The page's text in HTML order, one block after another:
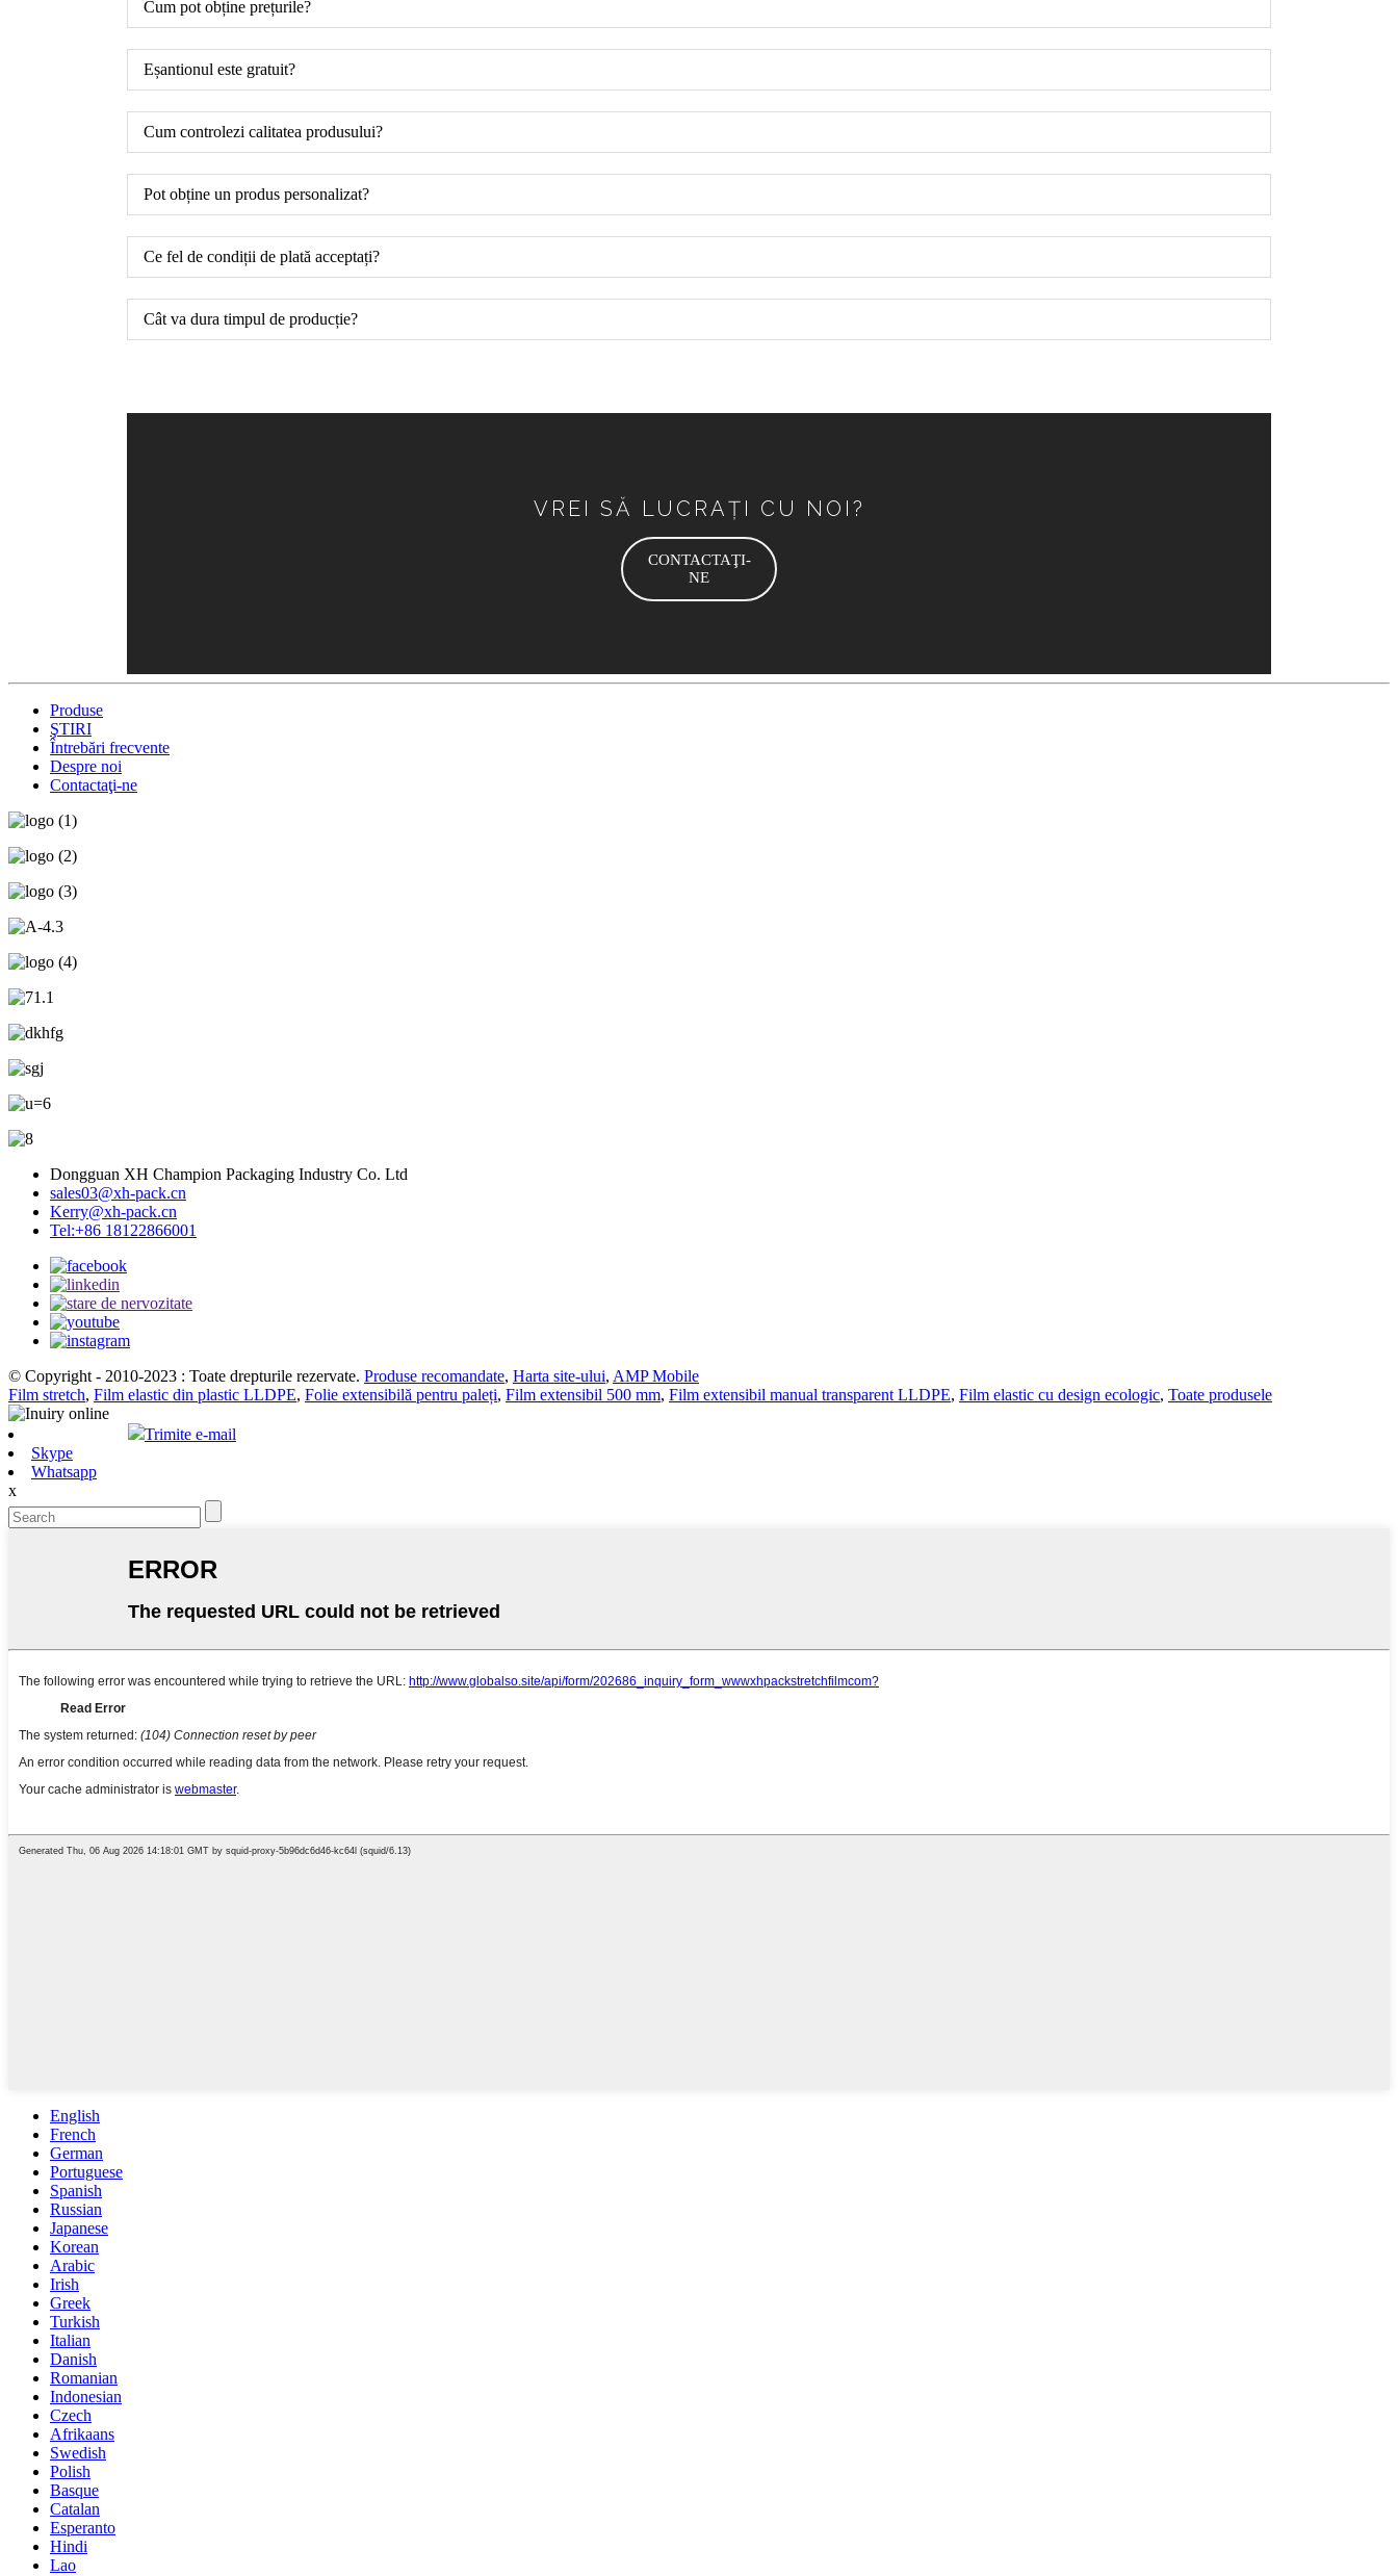
Cum pot obține prețurile?
Eșantionul este gratuit?
Cum controlezi calitatea produsului?
Pot obține un produs personalizat?
Ce fel de condiții de plată acceptați?
Cât va dura timpul de producție?
VREI SĂ LUCRAȚI CU NOI?
CONTACTAŢI-
NE
Produse
ŞTIRI
Întrebări frecvente
Despre noi
Contactaţi-ne
Dongguan XH Champion Packaging Industry Co. Ltd
sales03@xh-pack.cn
Kerry@xh-pack.cn
Tel:+86 18122866001
© Copyright - 2010-2023 : Toate drepturile rezervate. Produse recomandate, Harta site-ului, AMP Mobile
Film stretch, Film elastic din plastic LLDPE, Folie extensibilă pentru paleți, Film extensibil 500 mm, Film extensibil manual transparent LLDPE, Film elastic cu design ecologic, Toate produsele
Trimite e-mail
Skype
Whatsapp
x
English
French
German
Portuguese
Spanish
Russian
Japanese
Korean
Arabic
Irish
Greek
Turkish
Italian
Danish
Romanian
Indonesian
Czech
Afrikaans
Swedish
Polish
Basque
Catalan
Esperanto
Hindi
Lao